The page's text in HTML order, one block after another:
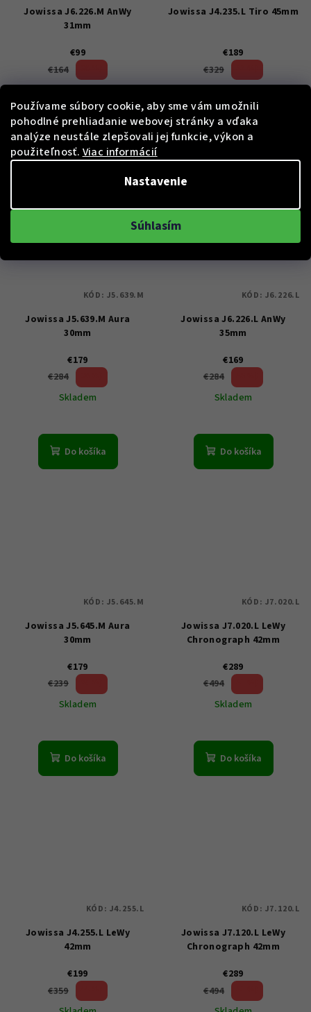
Používame súbory cookie, aby sme vám umožnili
pohodlné prehliadanie webovej stránky a vďaka
analýze neustále zlepšovali jej funkcie, výkon a
použiteľnosť. Viac informácií
Nastavenie
Súhlasím
Jowissa J6.226.M AnWy
31mm
€99
€164
Do košíka
Jowissa J4.235.L Tiro 45mm
€189
€329
Do košíka
Jowissa J5.639.M Aura
30mm
€179
€284
Skladem
Do košíka
KÓD: J5.639.M
Jowissa J6.226.L AnWy
35mm
€169
€284
Skladem
Do košíka
KÓD: J6.226.L
Jowissa J5.645.M Aura
30mm
€179
€239
Skladem
Do košíka
KÓD: J5.645.M
Jowissa J7.020.L LeWy
Chronograph 42mm
€289
€494
Skladem
Do košíka
KÓD: J7.020.L
Jowissa J4.255.L LeWy
42mm
€199
€359
KÓD: J4.255.L
Jowissa J7.120.L LeWy
Chronograph 42mm
€289
€494
KÓD: J7.120.L